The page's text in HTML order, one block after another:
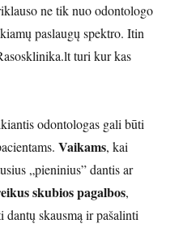
ne tik nuo odontologo
paslaugų spektro. Itin
turi kur kas
odontologas gali būti
Vaikams, kai
„pieninius” dantis ar
skubios pagalbos,
skausmą ir pašalinti